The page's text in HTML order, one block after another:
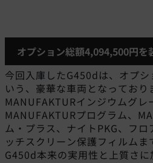
オプション総額4,094,500円を
今回入庫したG450dは、オプ
いう、豪華な車両となっており
MANUFAKTURインジウムグレ
MANUFAKTURプログラム、
ム・プラス、ナイトPKG、フ
ッチスクリーン保護フィルムま
G450d本来の実用性と上質さ